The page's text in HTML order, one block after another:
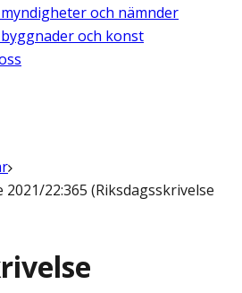
och nämnder
och konst
2021/22:365 (Riksdagsskrivelse